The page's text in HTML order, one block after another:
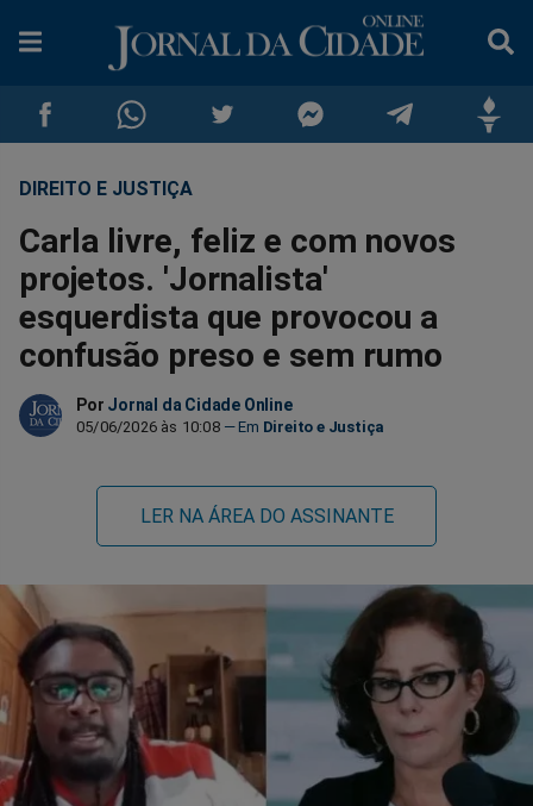
Compartilhar
no
Facebook
Compartilhar
no
Whatsapp
Compartilhar
no
Twitter
no
Messenger
no
Telegram
DIREITO E JUSTIÇA
Carla livre, feliz e com novos
projetos. 'Jornalista'
esquerdista que provocou a
confusão preso e sem rumo
Por Jornal da Cidade Online
05/06/2026 às 10:08 Direito e Justiça
LER NA ÁREA DO ASSINANTE